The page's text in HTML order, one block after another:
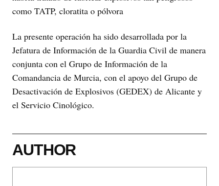
como TATP, cloratita o pólvora
La presente operación ha sido desarrollada por la
Jefatura de Información de la Guardia Civil de manera
conjunta con el Grupo de Información de la
Comandancia de Murcia, con el apoyo del Grupo de
Desactivación de Explosivos (GEDEX) de Alicante y
el Servicio Cinológico.
AUTHOR